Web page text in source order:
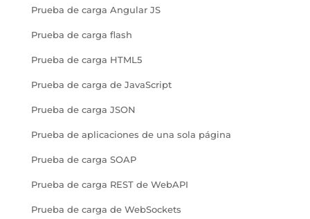
Prueba de carga Angular JS
Prueba de carga flash
Prueba de carga HTML5
Prueba de carga de JavaScript
Prueba de carga JSON
Prueba de aplicaciones de una sola página
Prueba de carga SOAP
Prueba de carga REST de WebAPI
Prueba de carga de WebSockets